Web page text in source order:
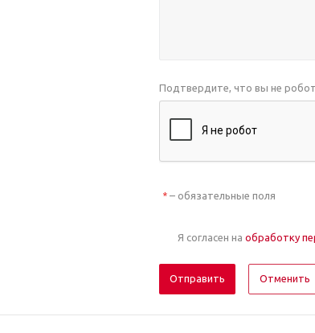
Подтвердите, что вы не робот
*– обязательные поля
Я согласен на обработку
Отменить